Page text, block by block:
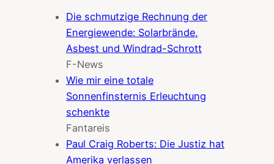
Die schmutzige Rechnung der
Energiewende: Solarbrände,
Asbest und Windrad-Schrott
F-News
Wie mir eine totale
Sonnenfinsternis Erleuchtung
schenkte
Fantareis
Paul Craig Roberts: Die Justiz hat
Amerika verlassen